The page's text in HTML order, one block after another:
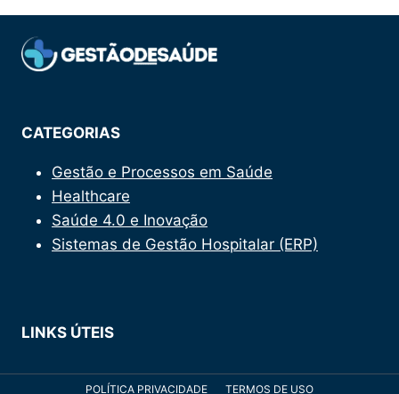
CATEGORIAS
Gestão e Processos em Saúde
Healthcare
Saúde 4.0 e Inovação
Sistemas de Gestão Hospitalar (ERP)
LINKS ÚTEIS
POLÍTICA PRIVACIDADE TERMOS DE USO